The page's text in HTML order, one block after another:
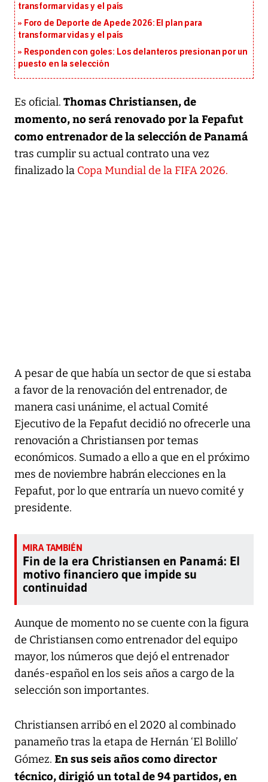
transformar vidas y el país
Foro de Deporte de Apede 2026: El plan para
transformar vidas y el país
Responden con goles: Los delanteros presionan por un
puesto en la selección
Es oficial. Thomas Christiansen, de
momento, no será renovado por la Fepafut
como entrenador de la selección de Panamá
tras cumplir su actual contrato una vez
finalizado la Copa Mundial de la FIFA 2026.
A pesar de que había un sector de que si estaba
a favor de la renovación del entrenador, de
manera casi unánime, el actual Comité
Ejecutivo de la Fepafut decidió no ofrecerle una
renovación a Christiansen por temas
económicos. Sumado a ello a que en el próximo
mes de noviembre habrán elecciones en la
Fepafut, por lo que entraría un nuevo comité y
presidente.
Fin de la era Christiansen en Panamá: El
motivo financiero que impide su
continuidad
Aunque de momento no se cuente con la figura
de Christiansen como entrenador del equipo
mayor, los números que dejó el entrenador
danés-español en los seis años a cargo de la
selección son importantes.
Christiansen arribó en el 2020 al combinado
panameño tras la etapa de Hernán ‘El Bolillo’
Gómez. En sus seis años como director
técnico, dirigió un total de 94 partidos, en